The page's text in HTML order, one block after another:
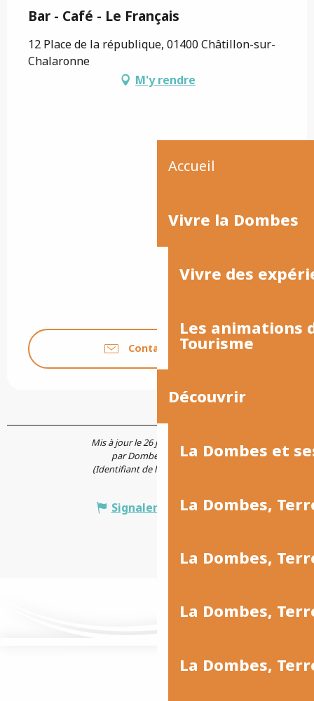
Accueil
Vivre la Dombes
Vivre des
Les animations
Tourisme
Découvrir
La Dombes et
La Dombes,
La Dombes,
La Dombes,
La Dombes,
Bar - Café - Le Français
12 Place de la république, 01400 Châtillon-sur-
Chalaronne
M'y rendre
Contactez-nous
Mis à jour le 26 juin 2026 à 16:59
par Dombes Tourisme
(Identifiant de l'offre :
Signaler une erreur